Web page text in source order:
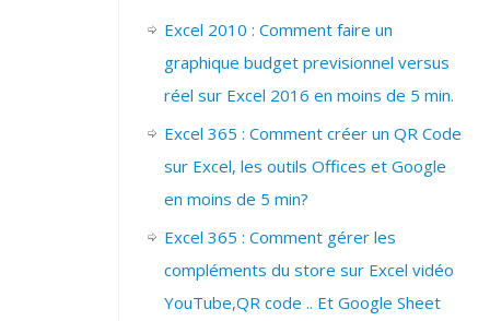
Excel 2010 : Comment faire un
graphique budget previsionnel versus
réel sur Excel 2016 en moins de 5 min.
Excel 365 : Comment créer un QR Code
sur Excel, les outils Offices et Google
en moins de 5 min?
Excel 365 : Comment gérer les
compléments du store sur Excel vidéo
YouTube,QR code .. Et Google Sheet